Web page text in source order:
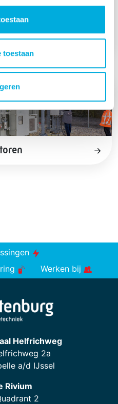
toestaan
Werken bij
Helfrichweg
2a
a/d IJssel
Rivium
2